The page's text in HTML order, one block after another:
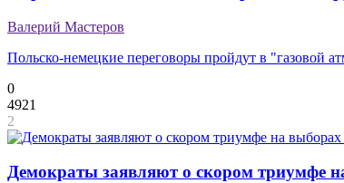
Валерий Мастеров
Польско-немецкие переговоры пройдут в "газовой
0
4921
2
Демократы заявляют о скором триумфе